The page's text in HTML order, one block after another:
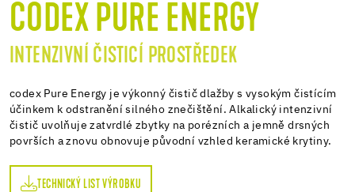
CODEX PURE ENERGY
INTENZIVNÍ ČISTICÍ PROSTŘEDEK
codex Pure Energy je výkonný čistič dlažby s vysokým čistícím
účinkem k odstranění silného znečištění. Alkalický intenzivní
čistič uvolňuje zatvrdlé zbytky na porézních a jemně drsných
površích a znovu obnovuje původní vzhled keramické krytiny.
TECHNICKÝ LIST VÝROBKU